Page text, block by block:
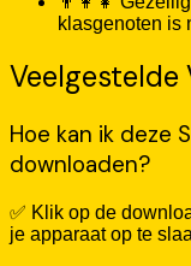
klasgenoten is
Veelgestelde
Hoe kan ik deze
downloaden?
✅ Klik op de
je apparaat op te